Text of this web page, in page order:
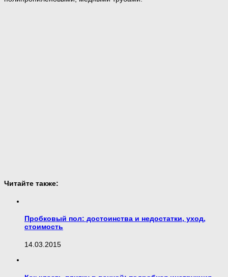
Читайте также:
Пробковый пол: достоинства и недостатки, уход,
стоимость
14.03.2015